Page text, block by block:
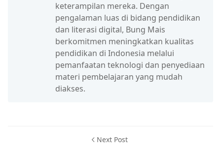
keterampilan mereka. Dengan
pengalaman luas di bidang pendidikan
dan literasi digital, Bung Mais
berkomitmen meningkatkan kualitas
pendidikan di Indonesia melalui
pemanfaatan teknologi dan penyediaan
materi pembelajaran yang mudah
diakses.
Next Post